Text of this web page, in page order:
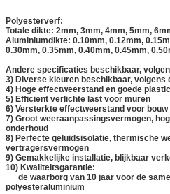
Polyesterverf:
Totale dikte: 2mm, 3mm, 4mm, 5mm,
Aluminiumdikte: 0.10mm, 0.12mm,
0.30mm, 0.35mm, 0.40mm, 0.45mm,
Andere specificaties beschikbaar,
3) Diverse kleuren beschikbaar, volgens
4) Hoge effectweerstand en goede
5) Efficiënt verlichte last voor muren
6) Versterkte effectweerstand voor bouw
7) Groot weeraanpassingsvermogen,
onderhoud
8) Perfecte geluidsisolatie, thermische
vertragersvermogen
9) Gemakkelijke installatie, blijkbaar
10) Kwaliteitsgarantie:
de waarborg van 10 jaar voor de
polyesteraluminium